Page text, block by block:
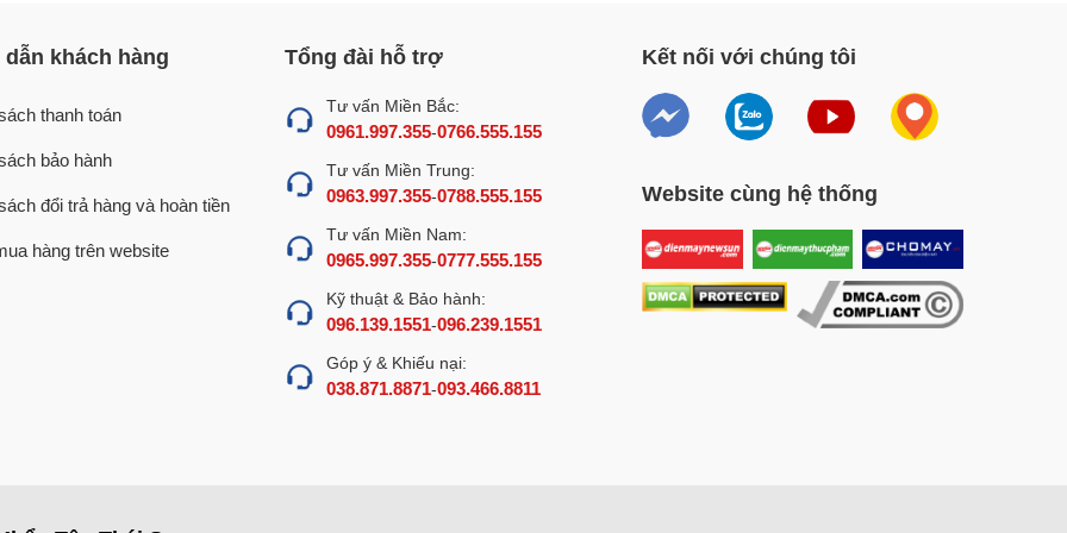
chiên rán thường như dễ đen dầu, bắn nổ dầu chiên, mang lại
món chiên như: cánh gà, khoai tây chiên, xúc xích,… rất đa
chiên tách dầu 100L dùng gas
đại, cùng ưu điểm và tính năng nổi bật chính là giải pháp
khách hàng
thanh toán
bảo hành
đổi trả hàng và hoàn tiền
hàng trên website
Tổng đài hỗ trợ
Tư vấn Miền Bắc:
0961.997.355-0766.555.155
Tư vấn Miền Trung:
0963.997.355-0788.555.155
Tư vấn Miền Nam:
0965.997.355-0777.555.155
Kỹ thuật & Bảo hành:
096.139.1551-096.239.1551
Góp ý & Khiếu nại:
038.871.8871-093.466.8811
Kết nối với chúng tôi
Website cùng hệ thống